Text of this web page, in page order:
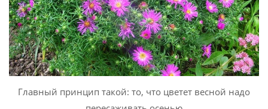
Главный принцип такой: то, что цветет весной надо